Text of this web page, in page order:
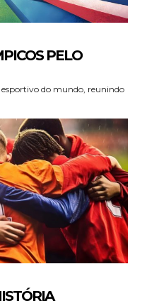
PELO
do mundo, reunindo